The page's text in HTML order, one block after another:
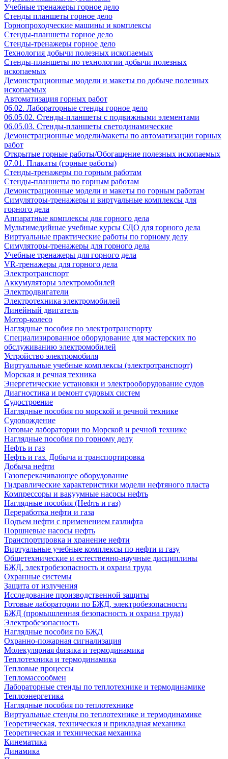
Учебные тренажеры горное дело
Стенды планшеты горное дело
Горнопроходческие машины и комплексы
Стенды-планшеты горное дело
Стенды-тренажеры горное дело
Технология добычи полезных ископаемых
Стенды-планшеты по технологии добычи полезных
ископаемых
Демонстрационные модели и макеты по добыче полезных
ископаемых
Автоматизация горных работ
06.02. Лабораторные стенды горное дело
06.05.02. Стенды-планшеты с подвижными элементами
06.05.03. Стенды-планшеты светодинамические
Демонстрационные модели/макеты по автоматизации горных
работ
Открытые горные работы/Обогащение полезных ископаемых
07.01. Плакаты (горные работы)
Стенды-тренажеры по горным работам
Стенды-планшеты по горным работам
Демонстрационные модели и макеты по горным работам
Симуляторы-тренажеры и виртуальные комплексы для
горного дела
Аппаратные комплексы для горного дела
Мультимедийные учебные курсы СДО для горного дела
Виртуальные практические работы по горному делу
Симуляторы-тренажеры для горного дела
Учебные тренажеры для горного дела
VR-тренажеры для горного дела
Электротранспорт
Аккумуляторы электромобилей
Электродвигатели
Электротехника электромобилей
Линейный двигатель
Мотор-колесо
Наглядные пособия по электротранспорту
Специализированное оборудование для мастерских по
обслуживанию электромобилей
Устройство электромобиля
Виртуальные учебные комплексы (электротранспорт)
Морская и речная техника
Энергетические установки и электрооборудование судов
Диагностика и ремонт судовых систем
Судостроение
Наглядные пособия по морской и речной технике
Судовождение
Готовые лаборатории по Морской и речной технике
Наглядные пособия по горному делу
Нефть и газ
Нефть и газ. Добыча и транспортировка
Добыча нефти
Газоперекачивающее оборудование
Гидравлические характеристики модели нефтяного пласта
Компрессоры и вакуумные насосы нефть
Наглядные пособия (Нефть и газ)
Переработка нефти и газа
Подъем нефти с применением газлифта
Поршневые насосы нефть
Транспортировка и хранение нефти
Виртуальные учебные комплексы по нефти и газу
Общетехнические и естественно-научные дисциплины
БЖД, электробезопасность и охрана труда
Охранные системы
Защита от излучения
Исследование производственной защиты
Готовые лаборатории по БЖД, электробезопасности
БЖД (промышленная безопасность и охрана труда)
Электробезопасность
Наглядные пособия по БЖД
Охранно-пожарная сигнализация
Молекулярная физика и термодинамика
Теплотехника и термодинамика
Тепловые процессы
Тепломассообмен
Лабораторные стенды по теплотехнике и термодинамике
Теплоэнергетика
Наглядные пособия по теплотехнике
Виртуальные стенды по теплотехнике и термодинамике
Теоретическая, техническая и прикладная механика
Теоретическая и техническая механика
Кинематика
Динамика